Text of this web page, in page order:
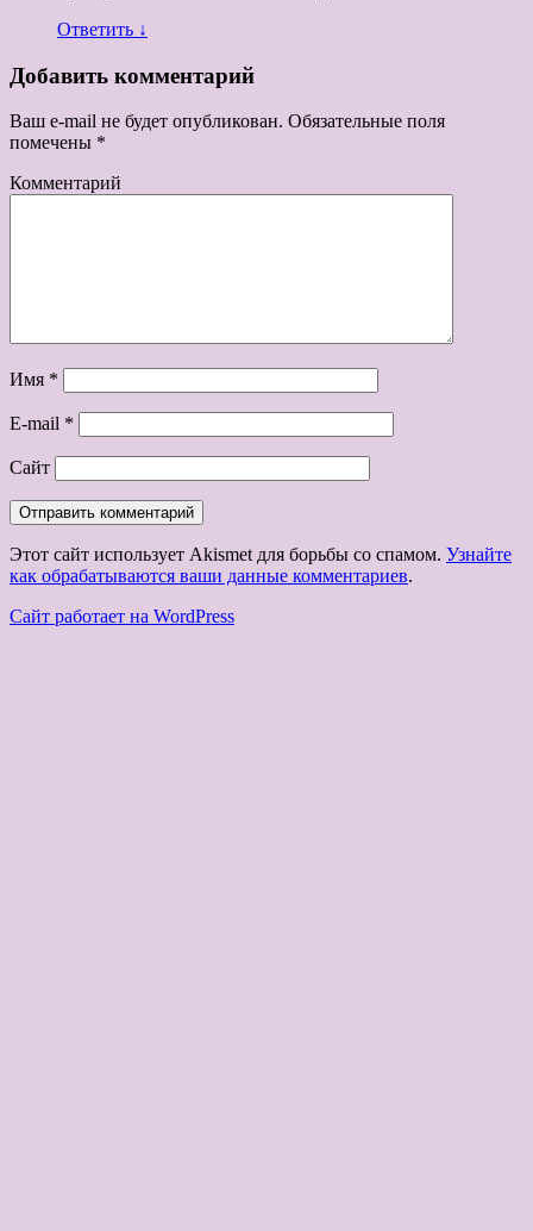
Ответить ↓
Добавить комментарий
Ваш e-mail не будет опубликован. Обязательные поля
помечены *
Комментарий
Имя *
E-mail *
Сайт
Этот сайт использует Akismet для борьбы со спамом. Узнайте
как обрабатываются ваши данные комментариев.
Сайт работает на WordPress